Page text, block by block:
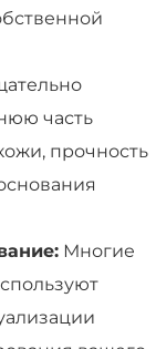
часть
прочность
Многие